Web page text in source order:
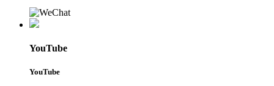
YouTube
YouTube